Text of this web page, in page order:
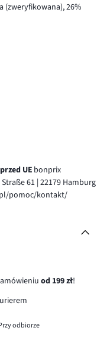
(zweryfikowana), 26%
UE bonprix
61 | 22179 Hamburg
pomoc/kontakt/
od 199 zł!
odbiorze